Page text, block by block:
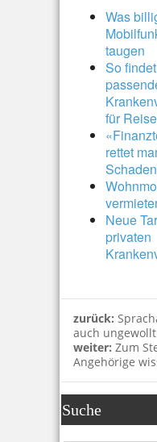
Was
taugen
So
für
rettet
Neue
privaten
zurück:
auch
weiter: Zum
Angehörige
Suche